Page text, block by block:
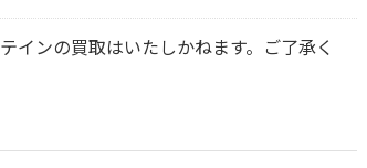
インの買取はいたしかねます。ご了承く